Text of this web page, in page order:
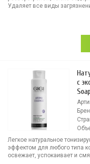
Удаляет все виды
с
Легкое натуральное
эффектом для любого типа
освежает, успокаивает и